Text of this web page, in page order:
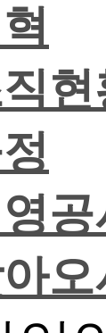
현
공
오